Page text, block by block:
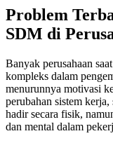
Problem
SDM di
Banyak perusahaan
kompleks dalam
menurunnya motivasi
perubahan sistem
hadir secara fisik,
dan mental dalam